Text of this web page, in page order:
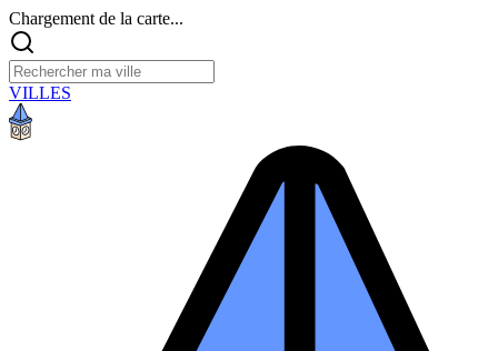
Chargement de la carte...
VILLES